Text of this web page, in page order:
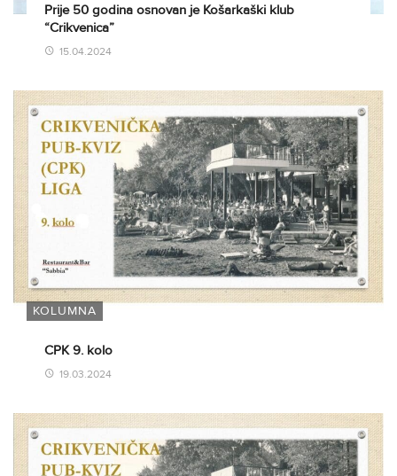
Prije 50 godina osnovan je Košarkaški klub
“Crikvenica”
15.04.2024
KOLUMNA
CPK 9. kolo
19.03.2024